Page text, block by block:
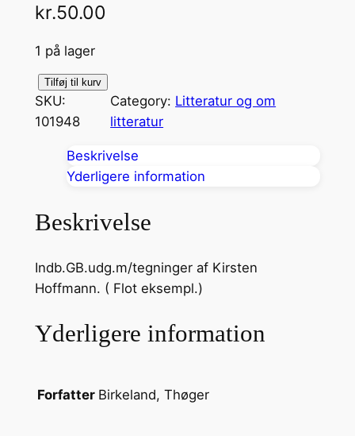
kr.50.00
1 på lager
r
u
B
g
e
a
a
Tilføj til kurv
SKU:
101948
Category: Litteratur og om
litteratur
Beskrivelse
Yderligere information
Beskrivelse
Indb.GB.udg.m/tegninger af Kirsten
Hoffmann. ( Flot eksempl.)
Yderligere information
Forfatter Birkeland, Thøger